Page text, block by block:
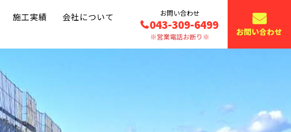
施工実績
会社について
お問い合わせ
043-309-6499
※営業電話お断り※ お問い合わせ